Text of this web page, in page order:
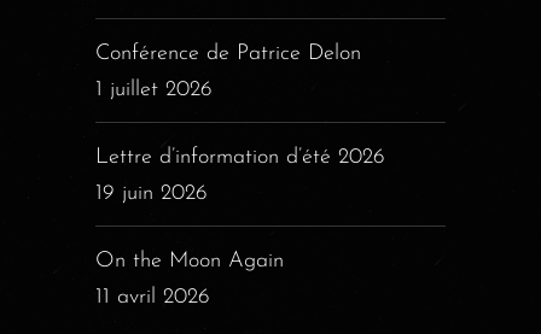
Conférence de Patrice Delon
1 juillet 2026
Lettre d’information d’été 2026
19 juin 2026
On the Moon Again
11 avril 2026